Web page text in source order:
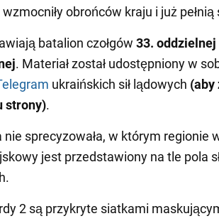
obrońców kraju i już pełnią
batalion czołgów 33.
. Materiał został udostępniony w
ukraińskich sił lądowych (aby
strony).
nie sprecyzowała, w którym regionie
jest przedstawiony na tle pola
2 są przykryte siatkami